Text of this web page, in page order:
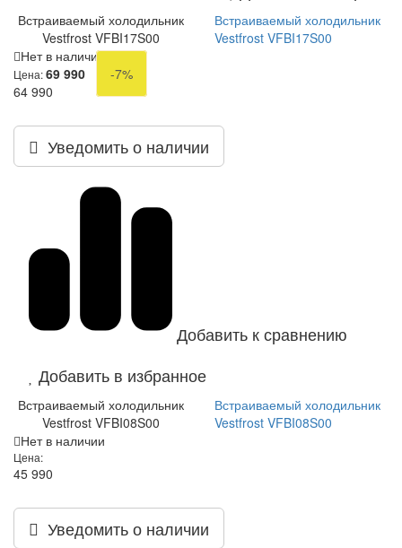
Встраиваемый холодильник
Vestfrost VFBI17S00
Встраиваемый холодильник
Vestfrost VFBI17S00
Нет в наличии
Цена:69 990
-7%
64 990
Уведомить о наличии
Добавить к сравнению
Добавить в избранное
Встраиваемый холодильник
Vestfrost VFBI08S00
Встраиваемый холодильник
Vestfrost VFBI08S00
Нет в наличии
Цена:
45 990
Уведомить о наличии